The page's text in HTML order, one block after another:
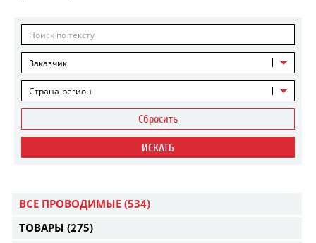
Заказчик
Страна-регион
Сбросить
ИСКАТЬ
ВСЕ ПРОВОДИМЫЕ (534)
ТОВАРЫ (275)